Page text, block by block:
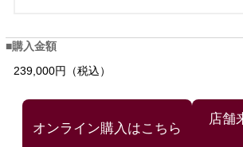
購入金額
239,000円（税込）
店舗